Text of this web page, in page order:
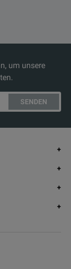
um unsere
SENDEN